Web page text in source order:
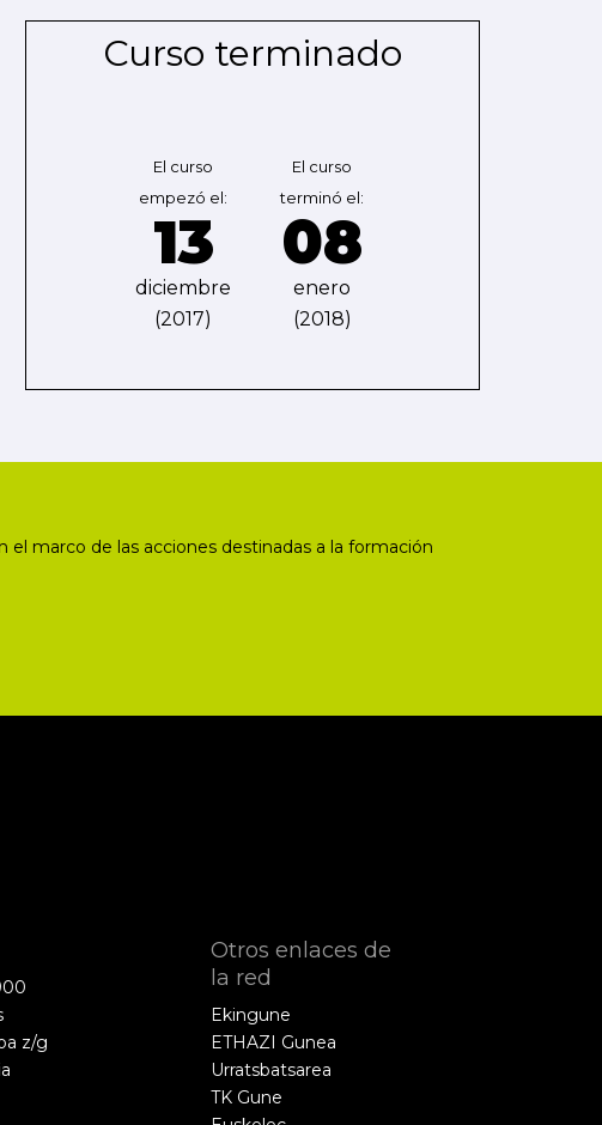
Curso terminado
El curso
empezó el:
13
diciembre
(2017)
El curso
terminó el:
08
enero
(2018)
marco de las acciones destinadas a la formación
z/g
Otros enlaces de
la red
Ekingune
ETHAZI Gunea
Urratsbatsarea
TK Gune